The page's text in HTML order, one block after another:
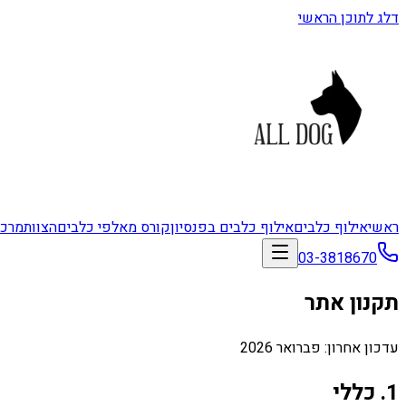
דלג לתוכן הראשי
ראשיאילוף כלביםאילוף כלבים בפנסיוןקורס מאלפי כלביםהצוות
03-3818670
תקנון אתר
עדכון אחרון: פברואר 2026
1. כללי